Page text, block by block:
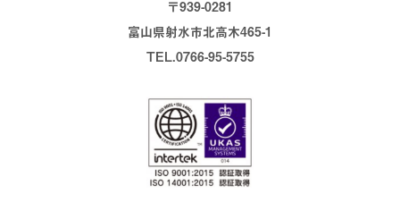
〒939-0281
富山県射水市北高木465-1
TEL.0766-95-5755